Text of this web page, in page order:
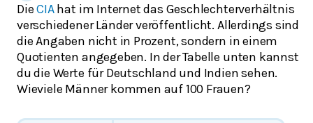
DieCIAhat im Internet das Geschlechterverhältnis
verschiedener Länder veröffentlicht. Allerdings sind
die Angaben nicht in Prozent, sondern in einem
Quotienten angegeben. In der Tabelle unten kannst
du die Werte für Deutschland und Indien sehen.
Wieviele Männer kommen auf 100 Frauen?